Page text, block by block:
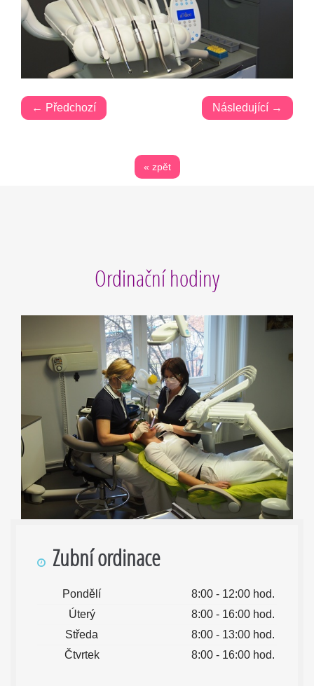
← Předchozí Následující →
« zpět
Ordinační hodiny
Zubní ordinace
Pondělí
8:00 - 12:00 hod.
Úterý
8:00 - 16:00 hod.
Středa
8:00 - 13:00 hod.
Čtvrtek
8:00 - 16:00 hod.